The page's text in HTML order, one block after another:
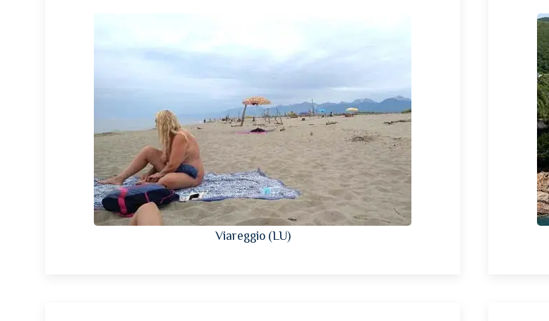
Viareggio (LU)